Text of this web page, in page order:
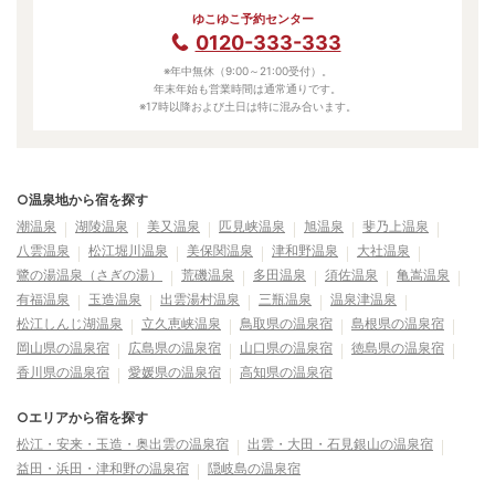
ゆこゆこ予約センター
0120-333-333
※年中無休（9:00～21:00受付）。
年末年始も営業時間は通常通りです。
※17時以降および土日は特に混み合います。
○温泉地から宿を探す
潮温泉
湖陵温泉 美又温泉 匹見峡温泉 旭温泉
斐乃上温泉
八雲温泉
松江堀川温泉 美保関温泉 津和野温泉
大社温泉
鷺の湯温泉（さぎの湯）
荒磯温泉 多田温泉 須佐温泉
亀嵩温泉
有福温泉
玉造温泉 出雲湯村温泉 三瓶温泉
温泉津温泉
松江しんじ湖温泉
立久恵峡温泉 鳥取県の温泉宿
島根県の温泉宿
岡山県の温泉宿
広島県の温泉宿 山口県の温泉宿
徳島県の温泉宿
香川県の温泉宿
愛媛県の温泉宿 高知県の温泉宿
○エリアから宿を探す
松江・安来・玉造・奥出雲の温泉宿
出雲・大田・石見銀山の温泉宿
益田・浜田・津和野の温泉宿
隠岐島の温泉宿